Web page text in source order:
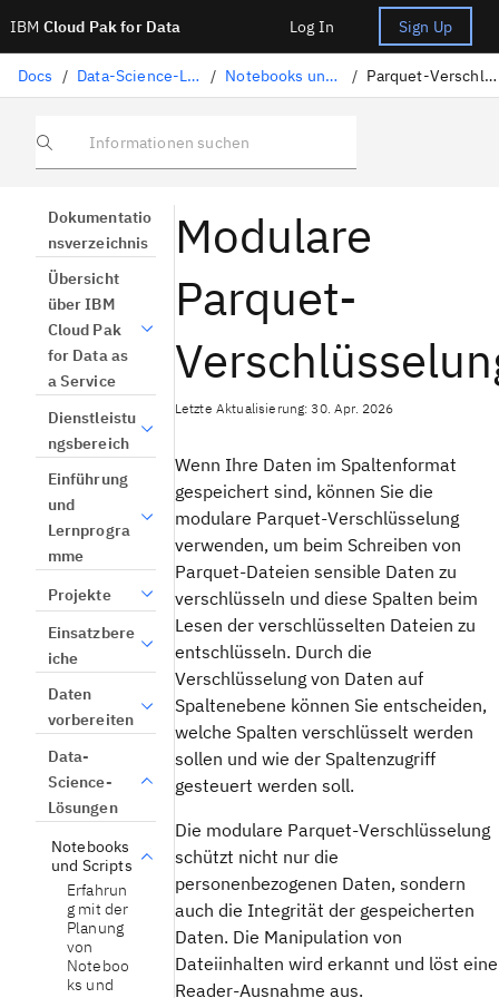
IBM Cloud Pak for Data Log In Sign Up
Docs / Data-Science-Lösungen / Notebooks und Scripts / Parquet-Verschlüsselung
Informationen suchen
Dokumentatio
nsverzeichnis
Übersicht
über IBM
Cloud Pak
for Data as
a Service
Dienstleistu
ngsbereich
Einführung
und
Lernprogra
mme
Projekte
Einsatzbere
iche
Daten
vorbereiten
Data-
Science-
Lösungen
Notebooks
und Scripts
Erfahrun
g mit der
Planung
von
Noteboo
ks und
Modulare
Parquet-
Letzte Aktualisierung: 30. Apr. 2026
Wenn Ihre Daten im Spaltenformat
gespeichert sind, können Sie die
modulare Parquet-Verschlüsselung
verwenden, um beim Schreiben von
Parquet-Dateien sensible Daten zu
verschlüsseln und diese Spalten beim
Lesen der verschlüsselten Dateien zu
entschlüsseln. Durch die
Verschlüsselung von Daten auf
Spaltenebene können Sie entscheiden,
welche Spalten verschlüsselt werden
sollen und wie der Spaltenzugriff
gesteuert werden soll.
Die modulare Parquet-Verschlüsselung
schützt nicht nur die
personenbezogenen Daten, sondern
auch die Integrität der gespeicherten
Daten. Die Manipulation von
Dateiinhalten wird erkannt und löst eine
Reader-Ausnahme aus.